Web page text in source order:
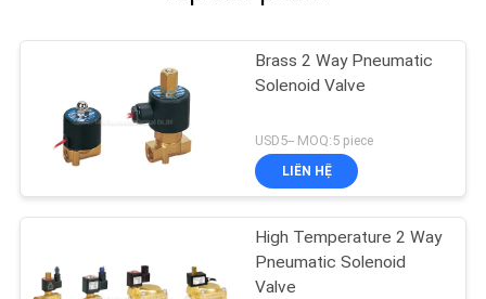
Brass 2 Way Pneumatic
Solenoid Valve
USD5-- MOQ:5 piece
LIÊN HỆ
High Temperature 2 Way
Pneumatic Solenoid
Valve